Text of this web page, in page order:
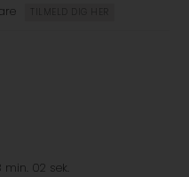
TILMELD DIG HER
02 sek.